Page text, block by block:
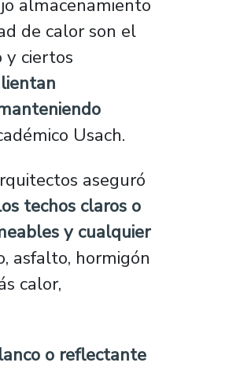
almacenamiento
de calor son el
y ciertos
Usach.
aseguró
techos claros o
y cualquier
asfalto, hormigón
calor,
o reflectante